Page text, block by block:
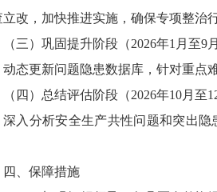
立改，加快推进实施，确保专项整治
（三）巩固提升阶段（2026年1月至9月
动态更新问题隐患数据库，针对重点
（四）总结评估阶段（2026年10月至
深入分析安全生产共性问题和突出
四、保障措施